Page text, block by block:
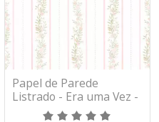
Papel de Parede
Listrado - Era uma Vez -
89884 - Vinílico